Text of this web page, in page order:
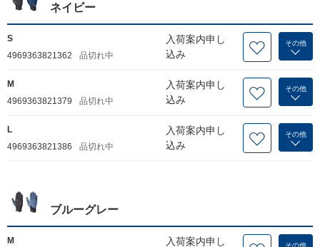
ネイビー
S
4969363821362
品切れ中
入荷案内申し
込み
その他
M
4969363821379
品切れ中
入荷案内申し
込み
その他
L
4969363821386
品切れ中
入荷案内申し
込み
その他
ブルーグレー
M 入荷案内申し その他